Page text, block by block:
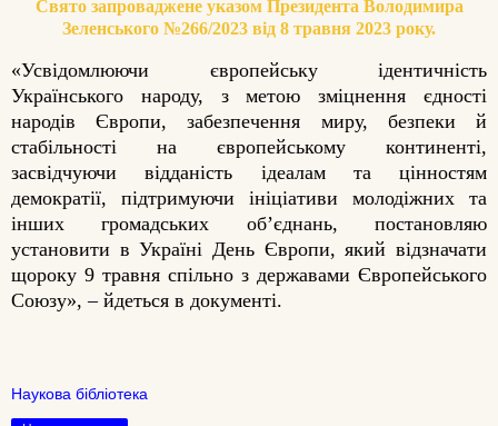
Свято запроваджене указом Президента Володимира
Зеленського №266/2023 від 8 травня 2023 року.
«Усвідомлюючи європейську ідентичність
Українського народу, з метою зміцнення єдності
народів Європи, забезпечення миру, безпеки й
стабільності на європейському континенті,
засвідчуючи відданість ідеалам та цінностям
демократії, підтримуючи ініціативи молодіжних та
інших громадських об’єднань, постановляю
установити в Україні День Європи, який відзначати
щороку 9 травня спільно з державами Європейського
Союзу», – йдеться в документі.
Наукова бібліотека